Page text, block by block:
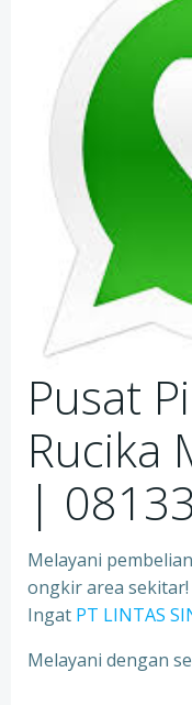
Pusat
Rucika
|
Melayani
ongkir area
Ingat PT LINTAS
Melayani dengan